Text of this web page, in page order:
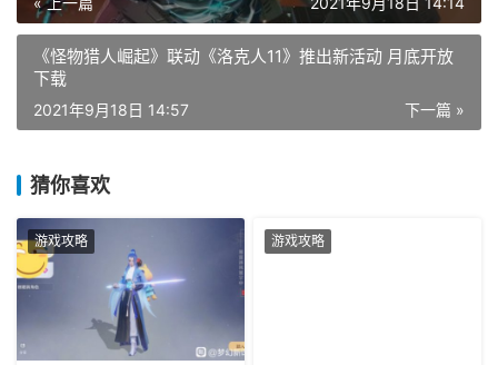
《怪物猎人崛起》联动《洛克人11》推出新活动 月底开放
下载
下一篇 »
2021年9月18日 14:57
猜你喜欢
游戏攻略 游戏攻略